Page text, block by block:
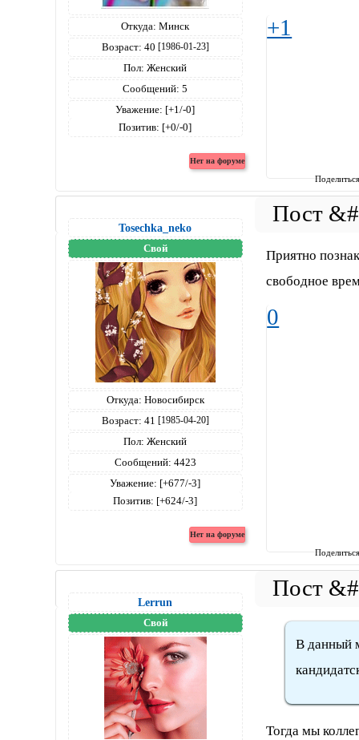
Откуда: Минск
Возраст: 40 [1986-01-23]
Пол: Женский
Сообщений: 5
Уважение: [+1/-0]
Позитив: [+0/-0]
+1
Tosechka_neko
Свой
Откуда: Новосибирск
Возраст: 41 [1985-04-20]
Пол: Женский
Сообщений: 4423
Уважение: [+677/-3]
Позитив: [+624/-3]
Приятно
свободное
0
Lerrun
Свой
В данный
Тогда мы